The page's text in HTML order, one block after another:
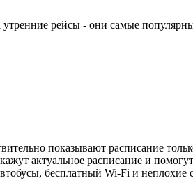
рейсы - они самые
показывают расписание
актуальное расписание и
бесплатный Wi-Fi и неплохие